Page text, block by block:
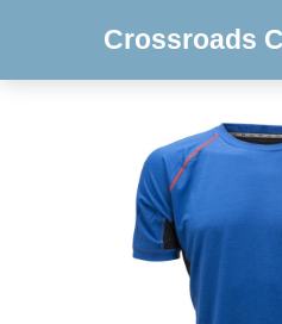
Crossroads